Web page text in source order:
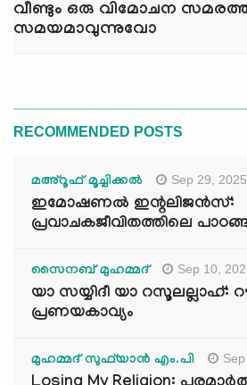
വീണ്ടും ഒരു വിമോചന
സമയമാവുന്നുവോ
RECOMMENDED POSTS
മഅ്റൂഫ് മൂച്ചിക്കല്‍ Sep 29, 2025
ഇമോഷണൽ ഇന്റലിജൻസ്:
പ്രവാചകജീവിതത്തിലെ
സൈനബ് മുഹമ്മദ് Sep 10,
യാ സയ്യിദീ യാ റസൂലല്ലാഹ്:
പ്രണയകാവ്യം
മുഹമ്മദ് സുഫ്‌യാൻ എം.പി